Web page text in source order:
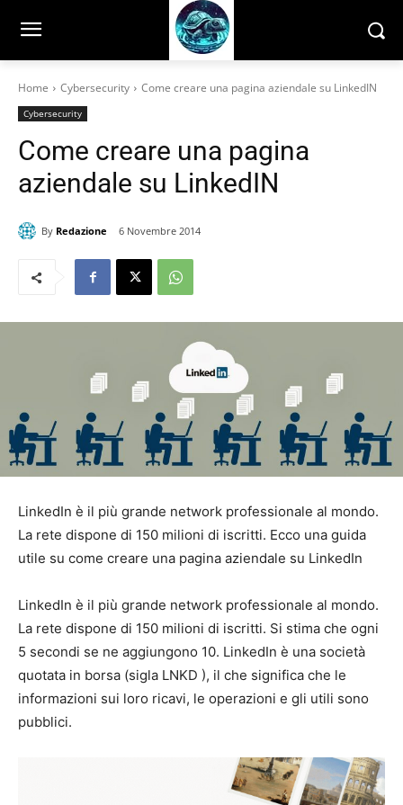
Home Cybersecurity Come creare una pagina aziendale su LinkedIN
Cybersecurity
Come creare una pagina
aziendale su LinkedIN
By Redazione 6 Novembre 2014
LinkedIn è il più grande network professionale al mondo.
La rete dispone di 150 milioni di iscritti. Ecco una guida
utile su come creare una pagina aziendale su LinkedIn
LinkedIn è il più grande network professionale al mondo.
La rete dispone di 150 milioni di iscritti. Si stima che ogni
5 secondi se ne aggiungono 10. LinkedIn è una società
quotata in borsa (sigla LNKD ), il che significa che le
informazioni sui loro ricavi, le operazioni e gli utili sono
pubblici.